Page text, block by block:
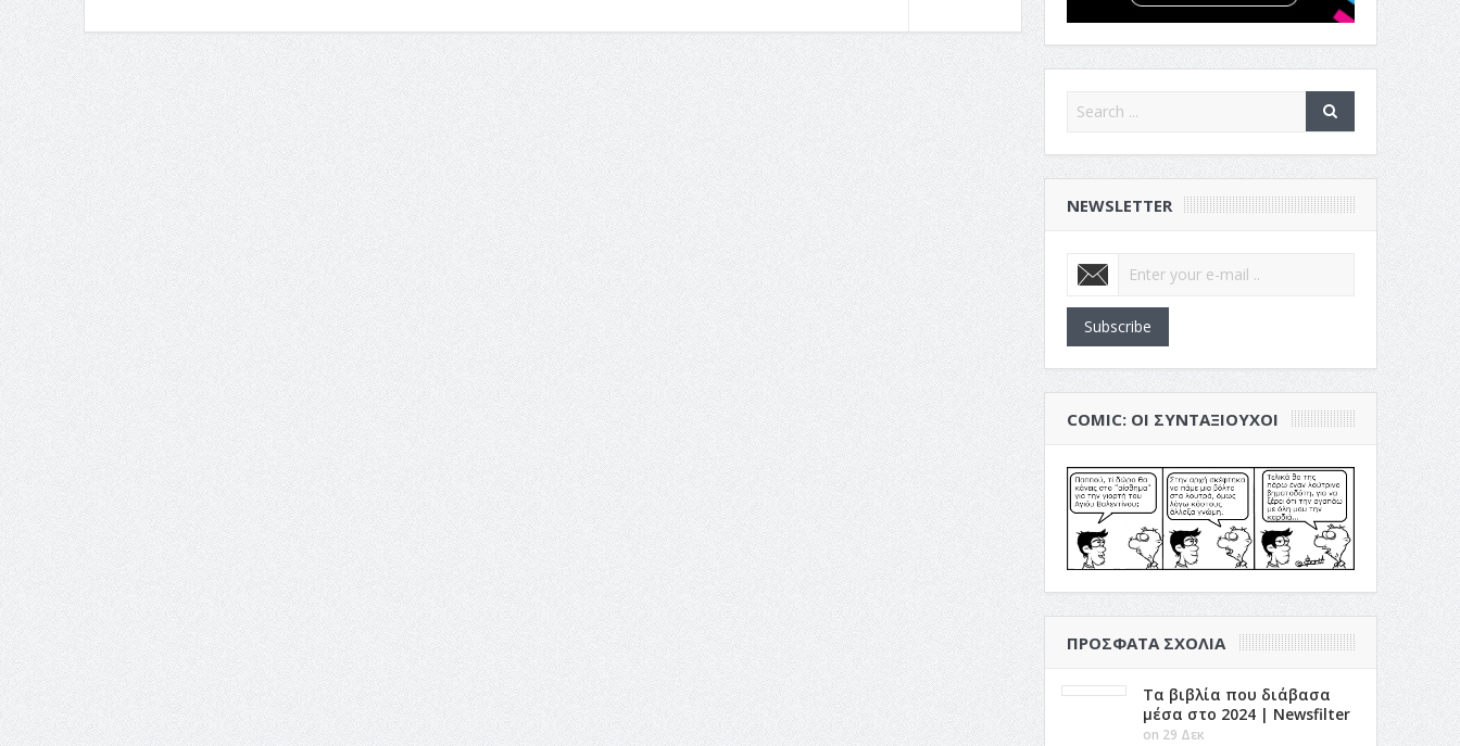
NEWSLETTER
Subscribe
COMIC: ΟΙ ΣΥΝΤΑΞΙΟΎΧΟΙ
ΠΡΌΣΦΑΤΑ ΣΧΌΛΙΑ
Τα βιβλία που διάβασα
μέσα στο 2024 | Newsfilter
on 29 Δεκ